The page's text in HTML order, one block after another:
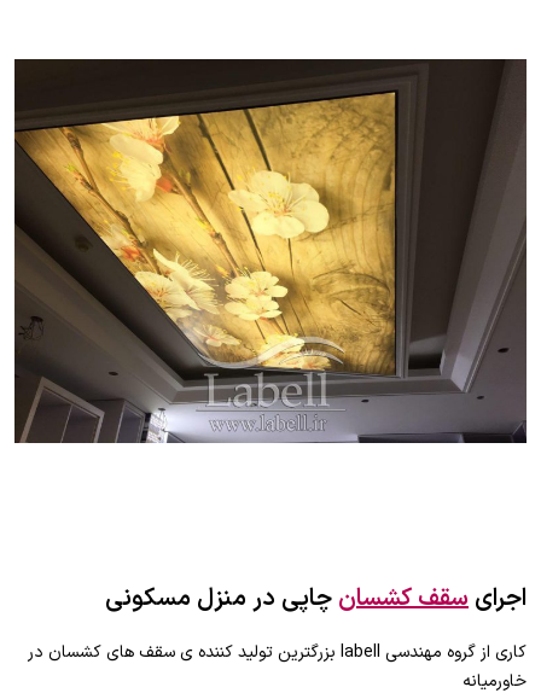
اجرای سقف کشسان چاپی در منزل مسکونی
کاری از گروه مهندسی labell بزرگترین تولید کننده ی سقف های کشسان در
خاورمیانه